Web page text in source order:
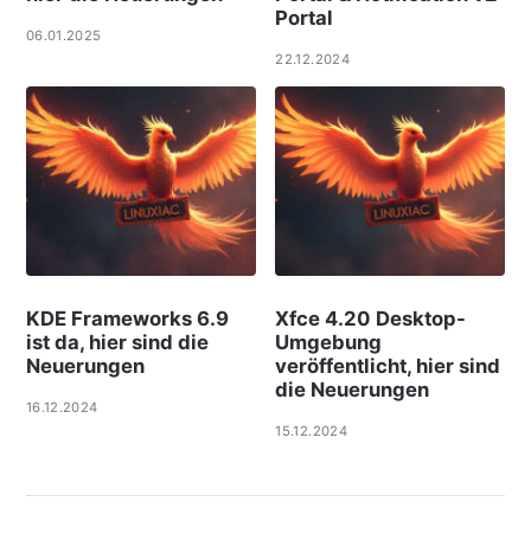
06.01.2025
Portal
22.12.2024
KDE Frameworks 6.9
ist da, hier sind die
Neuerungen
16.12.2024
Xfce 4.20 Desktop-
Umgebung
veröffentlicht, hier sind
die Neuerungen
15.12.2024